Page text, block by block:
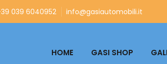
039 6040952 info@gasiautomobili.it
HOME GASI SHOP